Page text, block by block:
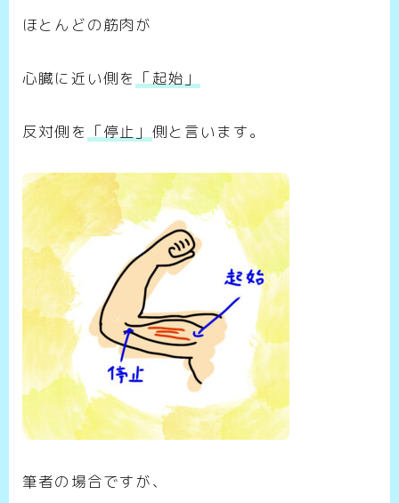
ほとんどの筋肉が
心臓に近い側を 「起始」
反対側を 「停止」 側と言います。
筆者の場合ですが、